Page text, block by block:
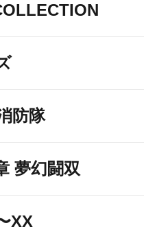
防隊
夢幻闘双
XX